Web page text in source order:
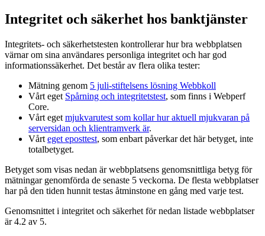
Integritet och säkerhet hos banktjänster
Integritets- och säkerhetstesten kontrollerar hur bra webbplatsen
värnar om sina användares personliga integritet och har god
informations­säkerhet. Det består av flera olika tester:
Mätning genom 5 juli-stiftelsens lösning Webbkoll
Vårt eget Spårning och integritetstest, som finns i Webperf
Core.
Vårt eget mjukvarutest som kollar hur aktuell mjukvaran på
serversidan och klient­ramverk är.
Vårt eget eposttest, som enbart påverkar det här betyget, inte
totalbetyget.
Betyget som visas nedan är webbplatsens genomsnittliga betyg för
mätningar genomförda de senaste 5 veckorna. De flesta webbplatser
har på den tiden hunnit testas åtminstone en gång med varje test.
Genomsnittet i integritet och säkerhet för nedan listade webbplatser
är 4.2 av 5.